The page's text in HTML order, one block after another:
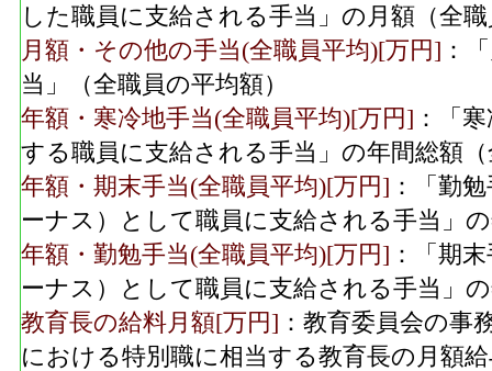
した職員に支給される手当」の月額（全
月額・その他の手当(全職員平均)[万円] ：
当」（全職員の平均額）
年額・寒冷地手当(全職員平均)[万円] ：「
する職員に支給される手当」の年間総額
年額・期末手当(全職員平均)[万円] ：「勤
ーナス）として職員に支給される手当」
年額・勤勉手当(全職員平均)[万円] ：「期
ーナス）として職員に支給される手当」
教育長の給料月額[万円] ：教育委員会の事
における特別職に相当する教育長の月額